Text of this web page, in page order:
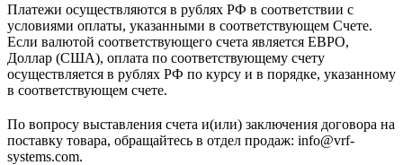
Платежи осуществляются в рублях РФ в соответствии с
условиями оплаты, указанными в соответствующем Счете.
Если валютой соответствующего счета является ЕВРО,
Доллар (США), оплата по соответствующему cчету
осуществляется в рублях РФ по курсу и в порядке, указанному
в соответствующем cчете.
По вопросу выставления счета и(или) заключения договора на
поставку товара, обращайтесь в отдел продаж: info@vrf-
systems.com.